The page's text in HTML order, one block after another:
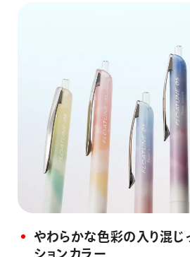
やわらかな色彩の入り混じ
ションカラー